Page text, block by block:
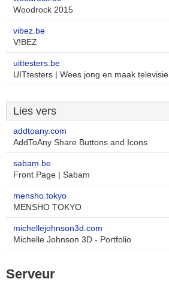
Woodrock 2015
vibez.be
V!BEZ
uittesters.be
UITtesters | Wees jong en maak televisie
Lies vers
addtoany.com
AddToAny Share Buttons and Icons
sabam.be
Front Page | Sabam
mensho.tokyo
MENSHO TOKYO
michellejohnson3d.com
Michelle Johnson 3D - Portfolio
Serveur